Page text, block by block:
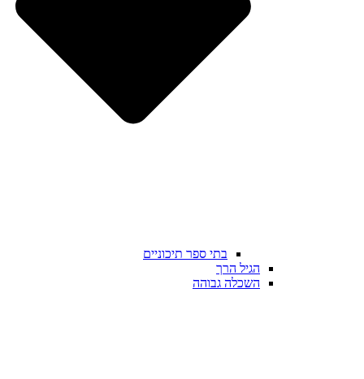
בתי ספר תיכוניים
הגיל הרך
השכלה גבוהה